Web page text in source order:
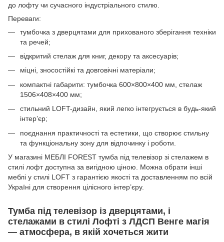
до лофту чи сучасного індустріального стилю.
Переваги:
тумбочка з дверцятами для прихованого зберігання техніки
та речей;
відкритий стелаж для книг, декору та аксесуарів;
міцні, зносостійкі та довговічні матеріали;
компактні габарити: тумбочка 600×800×400 мм, стелаж
1506×408×400 мм;
стильний LOFT-дизайн, який легко інтегрується в будь-який
інтер’єр;
поєднання практичності та естетики, що створює стильну
та функціональну зону для відпочинку і роботи.
У магазині МЕБЛІ FOREST тумба під телевізор зі стелажем в
стилі лофт доступна за вигідною ціною. Можна обрати інші
меблі у стилі LOFT з гарантією якості та доставленням по всій
Україні для створення цілісного інтер’єру.
Тумба під телевізор із дверцятами, і
стелажами в стилі Лофті з ЛДСП Венге магія
— атмосфера, в якій хочеться жити